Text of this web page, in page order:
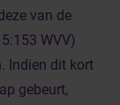
van de
WVV)
Indien dit kort
gebeurt,